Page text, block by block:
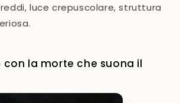
luce crepuscolare, struttura
la morte che suona il